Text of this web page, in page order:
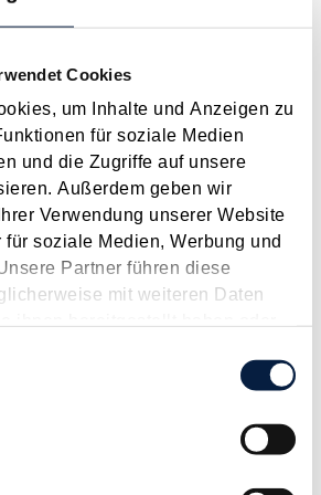
Cookies
um Inhalte und Anzeigen zu
für soziale Medien
und die Zugriffe auf unsere
Außerdem geben wir
Verwendung unserer Website
soziale Medien, Werbung und
Partner führen diese
mit weiteren Daten
aber bitte ohne Ärger mit
in den Sommermonaten sehr gefragt
rechtzeitig mit der Suche nach einer
Schließlich sollen sowohl ein
als auch wertvolle Praxiserfahrung
bedeutsam ist jedoch, sich...
Überstunden werden steuerlich